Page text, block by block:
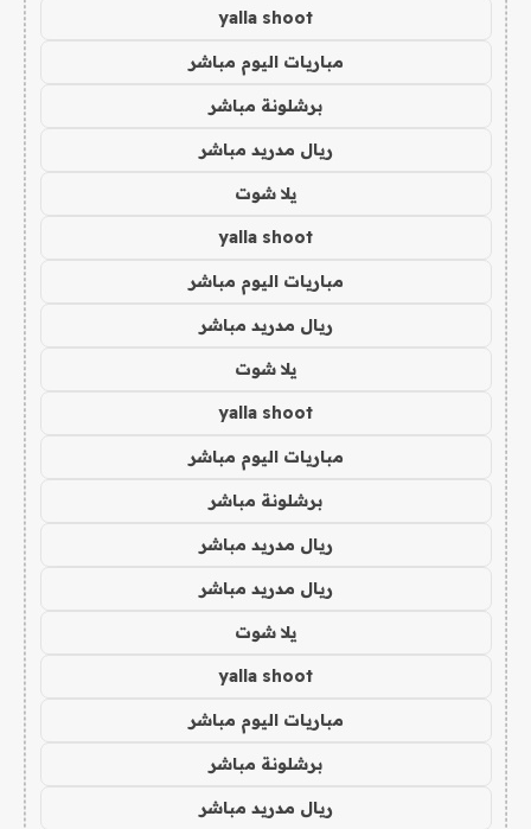
yalla shoot
مباريات اليوم مباشر
برشلونة مباشر
ريال مدريد مباشر
يلا شوت
yalla shoot
مباريات اليوم مباشر
ريال مدريد مباشر
يلا شوت
yalla shoot
مباريات اليوم مباشر
برشلونة مباشر
ريال مدريد مباشر
ريال مدريد مباشر
يلا شوت
yalla shoot
مباريات اليوم مباشر
برشلونة مباشر
ريال مدريد مباشر